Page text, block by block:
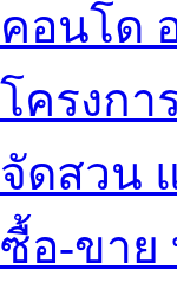
คอนโด
โครงกา
จัดสวน
ซื้อ-ขาย